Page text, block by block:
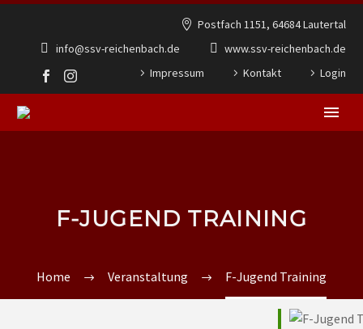
Postfach 1151, 64684 Lautertal
info@ssv-reichenbach.de
www.ssv-reichenbach.de
Impressum
Kontakt Login
F-JUGEND TRAINING
Home Veranstaltung F-Jugend Training